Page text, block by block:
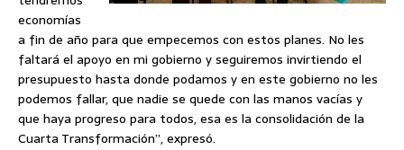
economías
a fin de año para que empecemos con estos planes. No les
faltará el apoyo en mi gobierno y seguiremos invirtiendo el
presupuesto hasta donde podamos y en este gobierno no les
podemos fallar, que nadie se quede con las manos vacías y
que haya progreso para todos, esa es la consolidación de la
Cuarta Transformación”, expresó.